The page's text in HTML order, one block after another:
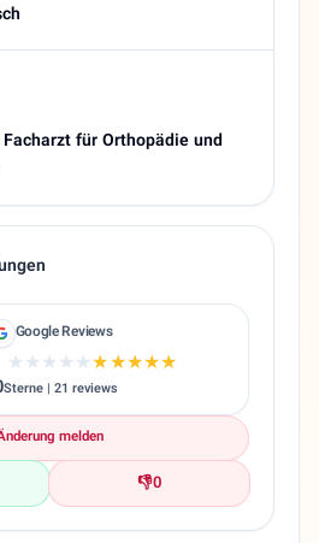
für Orthopädie und
Google Reviews
★★★★★★★★★★
Sterne | 21 reviews
melden
👎0